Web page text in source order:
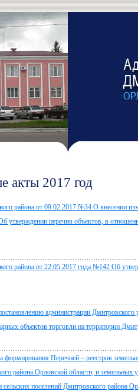
акты 2017 год
района от 09.02.2017 №34 О внесении
утверждении перечня объектов, в
района от 22.05.2017 года №142 Об
администрации
объектов торговли на территории
Перечней – реестров
района Орловской области, и земельных
сельских поселений Дмитровского района